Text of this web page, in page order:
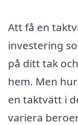
Att få en
investering
på ditt tak
hem. Men
en taktvätt i
variera